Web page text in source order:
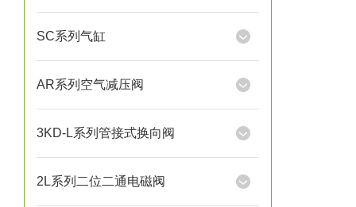
SC系列气缸
AR系列空气减压阀
3KD-L系列管接式换向阀
2L系列二位二通电磁阀